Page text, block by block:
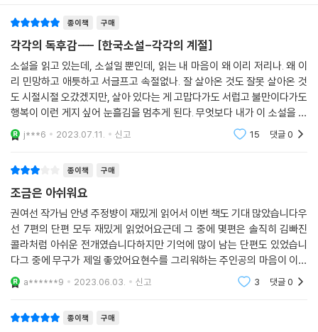
종이책 구매
각각의 독후감--- [한국소설-각각의 계절]
소설을 읽고 있는데, 소설일 뿐인데, 읽는 내 마음이 왜 이리 저리나. 왜 이
리 민망하고 애틋하고 서글프고 속절없나. 잘 살아온 것도 잘못 살아온 것
도 시절시절 오갔겠지만, 살아 있다는 게 고맙다가도 서럽고 불만이다가도
행복이 이런 게지 싶어 눈흘김을 멈추게 된다. 무엇보다 내가 이 소설을 평
온한 상황에서(마음이야 널을 뛰고 있다 해도) 읽고 있는 처지, 이것만으
로도 난 불평
j***6 2023.07.11. 신고 15 댓글0
종이책 구매
조금은 아쉬워요
권여선 작가님 안녕 주정뱡이 재밌게 읽어서 이번 책도 기대 많았습니다우
선 7편의 단편 모두 재밌게 읽었어요근데 그 중에 몇편은 솔직히 김빠진
콜라처럼 아쉬운 전개였습니다하지만 기억에 많이 남는 단편도 있었습니
다그 중에 무구가 제일 좋았어요현수를 그리워하는 주인공의 마음이 이해
가 많이 됐어요각각의 계절을 나려면 각각의 힘듦이 필요하다는 작가님의
메세지에는 깊이 공
a******9 2023.06.03. 신고 3 댓글0
종이책 구매